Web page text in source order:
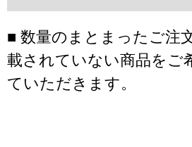
■ 数量のまとまったご注
載されていない商品をご
ていただきます。